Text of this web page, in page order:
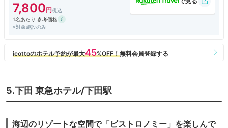
7,800
1名あたり 参考価格
※対象施設のみ
5.下田 東急ホテル/下田駅
海辺のリゾートな空間で「ビストロノミー」を楽しんで